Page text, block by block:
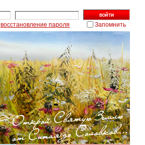
восстановление пароля Запомнить